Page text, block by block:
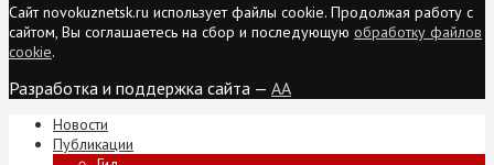
Сайт novokuznetsk.ru использует файлы cookie. Продолжая работу с
сайтом, Вы соглашаетесь на сбор и последующую обработку файлов
cookie.
Разработка и поддержка сайта — AA
Новости
Публикации